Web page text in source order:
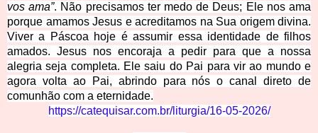
vos ama”. Não precisamos ter medo de Deus; Ele nos ama
porque amamos Jesus e acreditamos na Sua origem divina.
Viver a Páscoa hoje é assumir essa identidade de filhos
amados. Jesus nos encoraja a pedir para que a nossa
alegria seja completa. Ele saiu do Pai para vir ao mundo e
agora volta ao Pai, abrindo para nós o canal direto de
comunhão com a eternidade.
https://catequisar.com.br/liturgia/16-05-2026/